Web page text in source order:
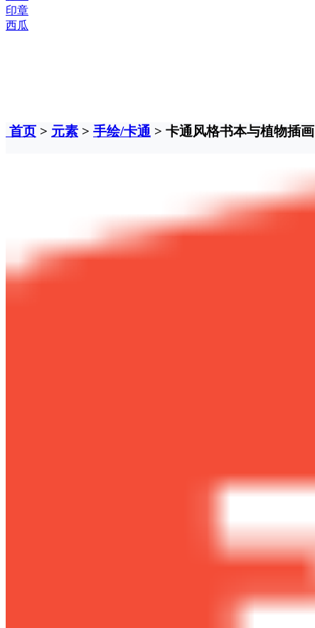
印章
西瓜
首页 > 元素 > 手绘/卡通 > 卡通风格书本与植物插画